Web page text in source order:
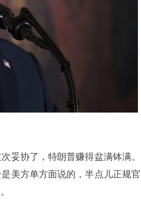
妥协了，特朗普赚得盆满钵满。
美方单方面说的，半点儿正规官